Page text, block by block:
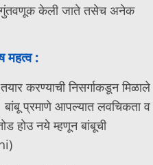
गुंतवणूक केली जाते तसेच अनेक
महत्व :
करण्याची निसर्गाकडून मिळाले
प्रमाणे आपल्यात लवचिकता व
होउ नये म्हणून बांबूची